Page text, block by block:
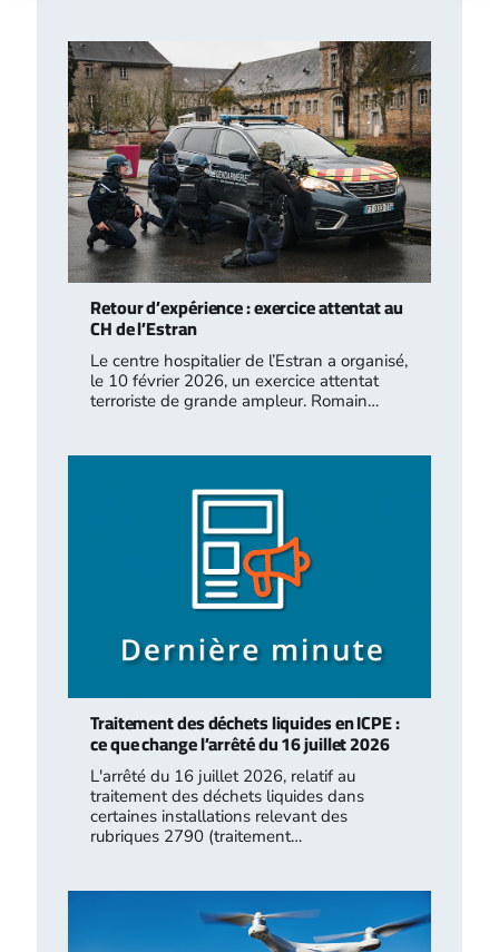
Retour d’expérience : exercice attentat au
CH de l’Estran
Le centre hospitalier de l’Estran a organisé,
le 10 février 2026, un exercice attentat
terroriste de grande ampleur. Romain…
Traitement des déchets liquides en ICPE :
ce que change l’arrêté du 16 juillet 2026
L'arrêté du 16 juillet 2026, relatif au
traitement des déchets liquides dans
certaines installations relevant des
rubriques 2790 (traitement…